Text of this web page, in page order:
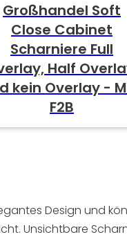
Großhandel Soft
Close Cabinet
Scharniere Full
Half
kein Overlay -
F2B
Design und
Unsichtbare